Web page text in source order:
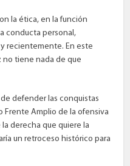
la ética, en la función
conducta personal,
recientemente. En este
no tiene nada de que
defender las conquistas
Frente Amplio de la ofensiva
derecha que quiere la
un retroceso histórico para